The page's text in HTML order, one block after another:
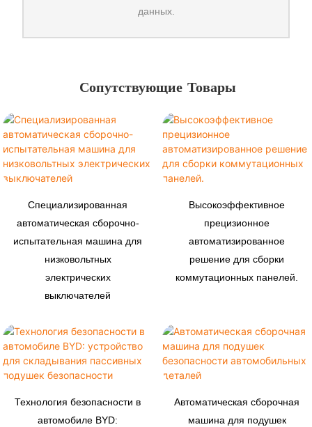
данных.
Сопутствующие Товары
Специализированная
автоматическая сборочно-
испытательная машина для
низковольтных
электрических
выключателей
Высокоэффективное
прецизионное
автоматизированное
решение для сборки
коммутационных панелей.
Технология безопасности в
автомобиле BYD:
Автоматическая сборочная
машина для подушек